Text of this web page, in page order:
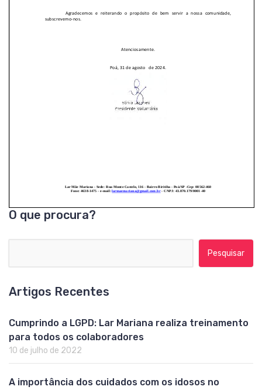
O que procura?
Artigos Recentes
Cumprindo a LGPD: Lar Mariana realiza treinamento
para todos os colaboradores
10 de julho de 2022
A importância dos cuidados com os idosos no